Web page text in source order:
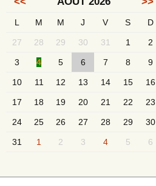
Messieurs 2ème série
Messieurs Golden
L M M J V S D
27 28 29 30 31 1 2
3 4 5 6 7 8 9
10 11 12 13 14 15 16
17 18 19 20 21 22 23
24 25 26 27 28 29 30
31 1 2 3 4 5 6